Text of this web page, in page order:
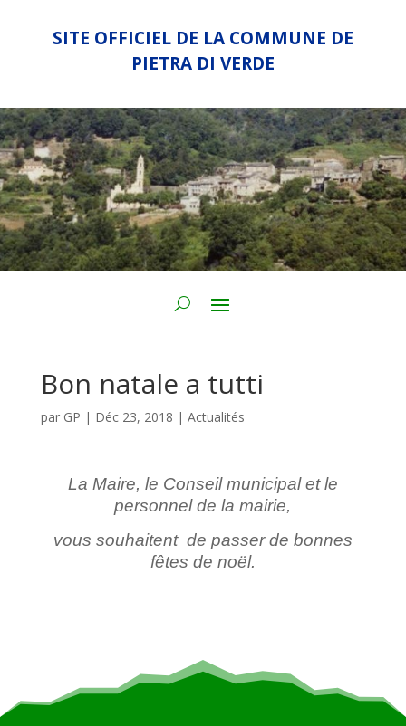
SITE OFFICIEL DE LA COMMUNE DE
PIETRA DI VERDE
Bon natale a tutti
par GP | Déc 23, 2018 | Actualités
La Maire, le Conseil municipal et le
personnel de la mairie,
vous souhaitent de passer de bonnes
fêtes de noël.